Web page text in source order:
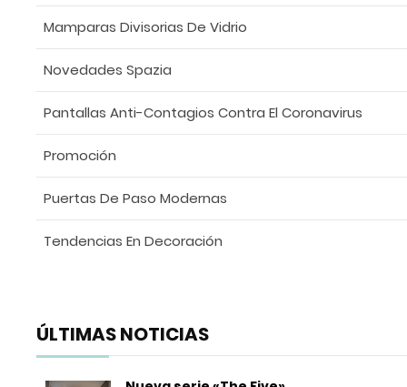
Mamparas Divisorias De Vidrio
Novedades Spazia
Pantallas Anti-Contagios Contra El Coronavirus
Promoción
Puertas De Paso Modernas
Tendencias En Decoración
ÚLTIMAS NOTICIAS